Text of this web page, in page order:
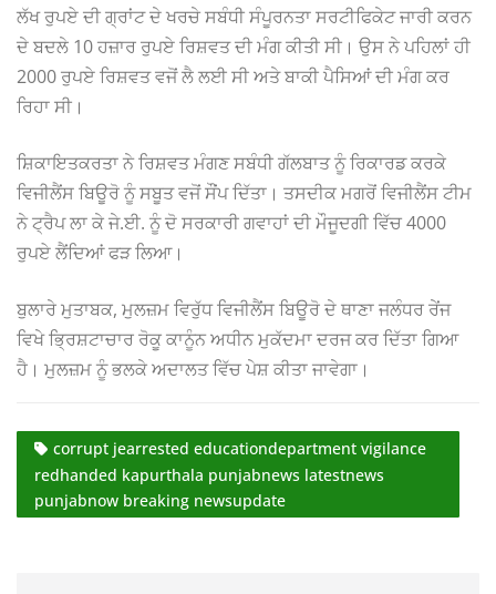
ਲੱਖ ਰੁਪਏ ਦੀ ਗ੍ਰਾਂਟ ਦੇ ਖਰਚੇ ਸਬੰਧੀ ਸੰਪੂਰਨਤਾ ਸਰਟੀਫਿਕੇਟ ਜਾਰੀ ਕਰਨ
ਦੇ ਬਦਲੇ 10 ਹਜ਼ਾਰ ਰੁਪਏ ਰਿਸ਼ਵਤ ਦੀ ਮੰਗ ਕੀਤੀ ਸੀ। ਉਸ ਨੇ ਪਹਿਲਾਂ ਹੀ
2000 ਰੁਪਏ ਰਿਸ਼ਵਤ ਵਜੋਂ ਲੈ ਲਈ ਸੀ ਅਤੇ ਬਾਕੀ ਪੈਸਿਆਂ ਦੀ ਮੰਗ ਕਰ
ਰਿਹਾ ਸੀ।
ਸ਼ਿਕਾਇਤਕਰਤਾ ਨੇ ਰਿਸ਼ਵਤ ਮੰਗਣ ਸਬੰਧੀ ਗੱਲਬਾਤ ਨੂੰ ਰਿਕਾਰਡ ਕਰਕੇ
ਵਿਜੀਲੈਂਸ ਬਿਊਰੋ ਨੂੰ ਸਬੂਤ ਵਜੋਂ ਸੌਂਪ ਦਿੱਤਾ। ਤਸਦੀਕ ਮਗਰੋਂ ਵਿਜੀਲੈਂਸ ਟੀਮ
ਨੇ ਟ੍ਰੈਪ ਲਾ ਕੇ ਜੇ.ਈ. ਨੂੰ ਦੋ ਸਰਕਾਰੀ ਗਵਾਹਾਂ ਦੀ ਮੌਜੂਦਗੀ ਵਿੱਚ 4000
ਰੁਪਏ ਲੈਂਦਿਆਂ ਫੜ ਲਿਆ।
ਬੁਲਾਰੇ ਮੁਤਾਬਕ, ਮੁਲਜ਼ਮ ਵਿਰੁੱਧ ਵਿਜੀਲੈਂਸ ਬਿਊਰੋ ਦੇ ਥਾਣਾ ਜਲੰਧਰ ਰੇਂਜ
ਵਿਖੇ ਭ੍ਰਿਸ਼ਟਾਚਾਰ ਰੋਕੂ ਕਾਨੂੰਨ ਅਧੀਨ ਮੁਕੱਦਮਾ ਦਰਜ ਕਰ ਦਿੱਤਾ ਗਿਆ
ਹੈ। ਮੁਲਜ਼ਮ ਨੂੰ ਭਲਕੇ ਅਦਾਲਤ ਵਿੱਚ ਪੇਸ਼ ਕੀਤਾ ਜਾਵੇਗਾ।
corrupt jearrested educationdepartment vigilance
redhanded kapurthala punjabnews latestnews
punjabnow breaking newsupdate